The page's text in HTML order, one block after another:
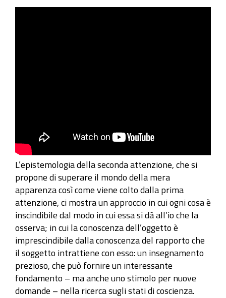
L’epistemologia della seconda attenzione, che si
propone di superare il mondo della mera
apparenza così come viene colto dalla prima
attenzione, ci mostra un approccio in cui ogni cosa è
inscindibile dal modo in cui essa si dà all’io che la
osserva; in cui la conoscenza dell’oggetto è
imprescindibile dalla conoscenza del rapporto che
il soggetto intrattiene con esso: un insegnamento
prezioso, che può fornire un interessante
fondamento – ma anche uno stimolo per nuove
domande – nella ricerca sugli stati di coscienza.